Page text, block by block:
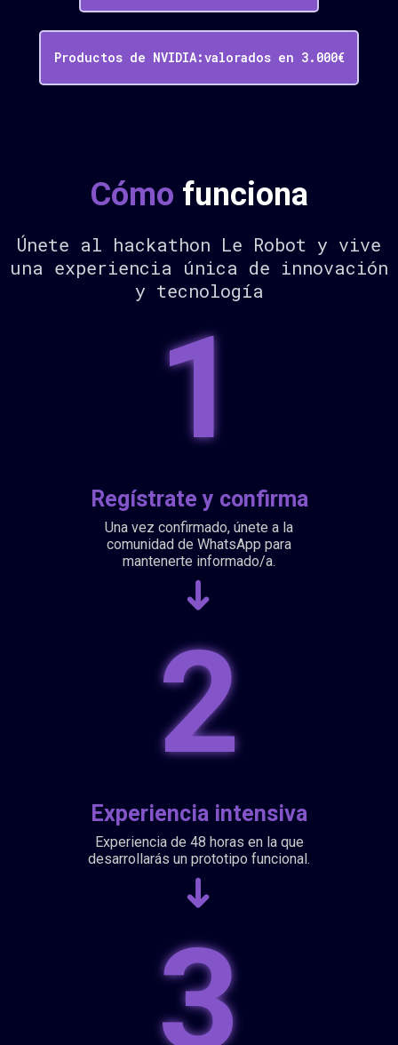
Productos de NVIDIA:valorados en 3.000€
Cómo funciona
Únete al hackathon Le Robot y vive
una experiencia única de innovación
y tecnología
1
Regístrate y confirma
Una vez confirmado, únete a la
comunidad de WhatsApp para
mantenerte informado/a.
➜
2
Experiencia intensiva
Experiencia de 48 horas en la que
desarrollarás un prototipo funcional.
➜
3